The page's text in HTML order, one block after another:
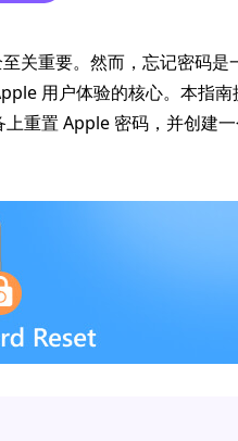
关重要。然而，忘记密码是
用户体验的核心。本指
重置 Apple 密码，并创建